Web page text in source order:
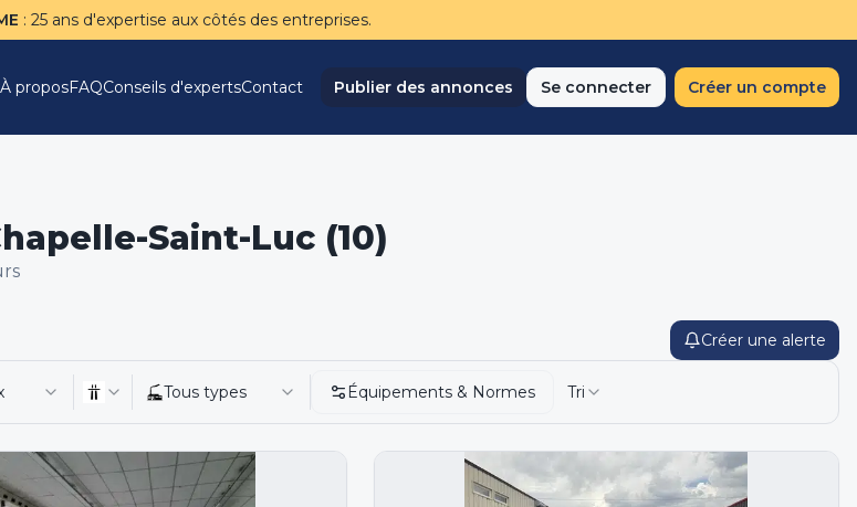
: 25 ans d'expertise aux côtés des entreprises.
À proposFAQConseils d'expertsContact Publier des annonces Se connecter Créer un compte
Saint-Luc (10)
Créer une alerte
Tous types Équipements & Normes Tri